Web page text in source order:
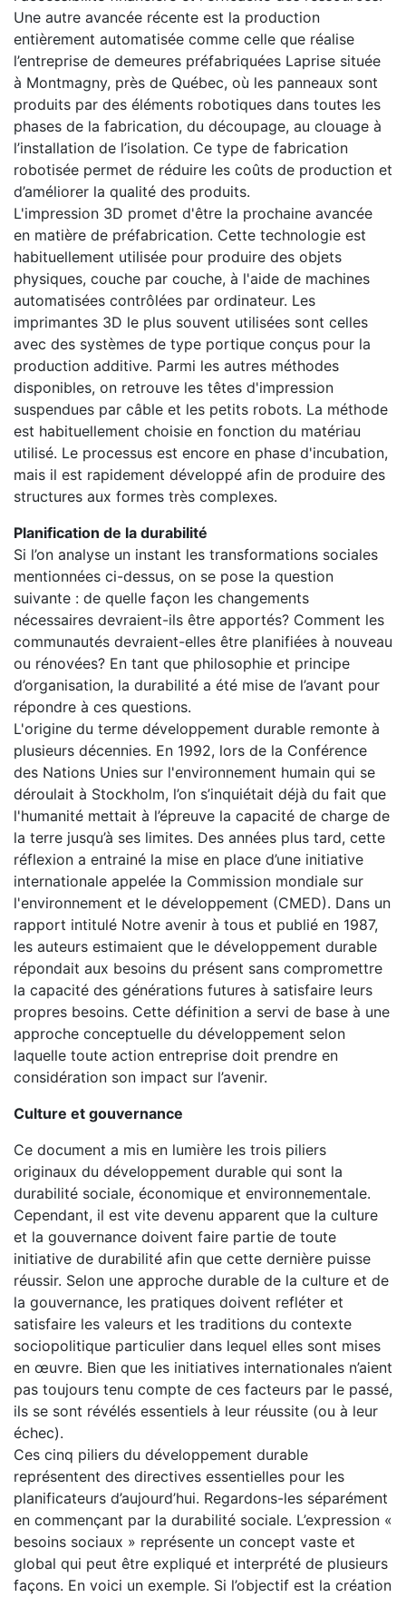
Une autre avancée récente est la production
entièrement automatisée comme celle que réalise
l’entreprise de demeures préfabriquées Laprise située
à Montmagny, près de Québec, où les panneaux sont
produits par des éléments robotiques dans toutes les
phases de la fabrication, du découpage, au clouage à
l’installation de l’isolation. Ce type de fabrication
robotisée permet de réduire les coûts de production et
d’améliorer la qualité des produits.
L'impression 3D promet d'être la prochaine avancée
en matière de préfabrication. Cette technologie est
habituellement utilisée pour produire des objets
physiques, couche par couche, à l'aide de machines
automatisées contrôlées par ordinateur. Les
imprimantes 3D le plus souvent utilisées sont celles
avec des systèmes de type portique conçus pour la
production additive. Parmi les autres méthodes
disponibles, on retrouve les têtes d'impression
suspendues par câble et les petits robots. La méthode
est habituellement choisie en fonction du matériau
utilisé. Le processus est encore en phase d'incubation,
mais il est rapidement développé afin de produire des
structures aux formes très complexes.
Planification de la durabilité
Si l’on analyse un instant les transformations sociales
mentionnées ci-dessus, on se pose la question
suivante : de quelle façon les changements
nécessaires devraient-ils être apportés? Comment les
communautés devraient-elles être planifiées à nouveau
ou rénovées? En tant que philosophie et principe
d’organisation, la durabilité a été mise de l’avant pour
répondre à ces questions.
L'origine du terme développement durable remonte à
plusieurs décennies. En 1992, lors de la Conférence
des Nations Unies sur l'environnement humain qui se
déroulait à Stockholm, l’on s’inquiétait déjà du fait que
l'humanité mettait à l’épreuve la capacité de charge de
la terre jusqu’à ses limites. Des années plus tard, cette
réflexion a entrainé la mise en place d’une initiative
internationale appelée la Commission mondiale sur
l'environnement et le développement (CMED). Dans un
rapport intitulé Notre avenir à tous et publié en 1987,
les auteurs estimaient que le développement durable
répondait aux besoins du présent sans compromettre
la capacité des générations futures à satisfaire leurs
propres besoins. Cette définition a servi de base à une
approche conceptuelle du développement selon
laquelle toute action entreprise doit prendre en
considération son impact sur l’avenir.
Culture et gouvernance
Ce document a mis en lumière les trois piliers
originaux du développement durable qui sont la
durabilité sociale, économique et environnementale.
Cependant, il est vite devenu apparent que la culture
et la gouvernance doivent faire partie de toute
initiative de durabilité afin que cette dernière puisse
réussir. Selon une approche durable de la culture et de
la gouvernance, les pratiques doivent refléter et
satisfaire les valeurs et les traditions du contexte
sociopolitique particulier dans lequel elles sont mises
en œuvre. Bien que les initiatives internationales n’aient
pas toujours tenu compte de ces facteurs par le passé,
ils se sont révélés essentiels à leur réussite (ou à leur
échec).
Ces cinq piliers du développement durable
représentent des directives essentielles pour les
planificateurs d’aujourd’hui. Regardons-les séparément
en commençant par la durabilité sociale. L’expression «
besoins sociaux » représente un concept vaste et
global qui peut être expliqué et interprété de plusieurs
façons. En voici un exemple. Si l’objectif est la création